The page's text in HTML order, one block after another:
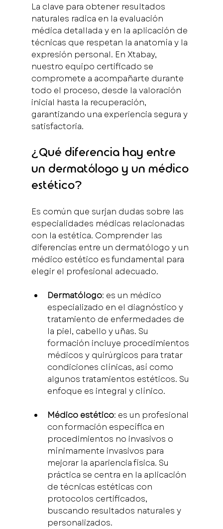
La clave para obtener resultados
naturales radica en la evaluación
médica detallada y en la aplicación de
técnicas que respetan la anatomía y la
expresión personal. En Xtabay,
nuestro equipo certificado se
compromete a acompañarte durante
todo el proceso, desde la valoración
inicial hasta la recuperación,
garantizando una experiencia segura y
satisfactoria.
¿Qué diferencia hay entre
un dermatólogo y un médico
estético?
Es común que surjan dudas sobre las
especialidades médicas relacionadas
con la estética. Comprender las
diferencias entre un dermatólogo y un
médico estético es fundamental para
elegir el profesional adecuado.
Dermatólogo: es un médico
especializado en el diagnóstico y
tratamiento de enfermedades de
la piel, cabello y uñas. Su
formación incluye procedimientos
médicos y quirúrgicos para tratar
condiciones clínicas, así como
algunos tratamientos estéticos. Su
enfoque es integral y clínico.
Médico estético: es un profesional
con formación específica en
procedimientos no invasivos o
mínimamente invasivos para
mejorar la apariencia física. Su
práctica se centra en la aplicación
de técnicas estéticas con
protocolos certificados,
buscando resultados naturales y
personalizados.